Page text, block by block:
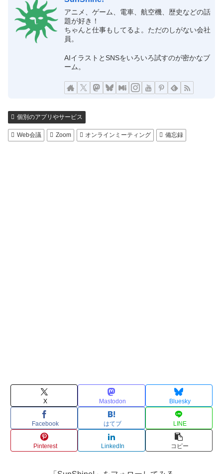
アニメ、ゲーム、電車、航空機、歴史などの話
題が好き！
ちゃんと仕事もしてるよ。ただのしがない会社
員。
AIイラストとSNSをいろいろ試すのが密かなブ
ーム。
個別のアプリやサービス
Web会議 Zoom オンラインミーティング 備忘録
X Mastodon Bluesky
Facebook はてブ LINE
Pinterest LinkedIn コピー